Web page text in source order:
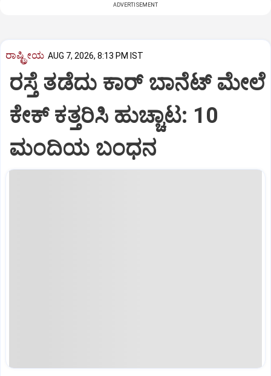
ADVERTISEMENT
ರಾಷ್ಟ್ರೀಯ AUG 7, 2026, 8:13 PM IST
ರಸ್ತೆ ತಡೆದು ಕಾರ್ ಬಾನೆಟ್ ಮೇಲೆ
ಕೇಕ್ ಕತ್ತರಿಸಿ ಹುಚ್ಚಾಟ: 10
ಮಂದಿಯ ಬಂಧನ